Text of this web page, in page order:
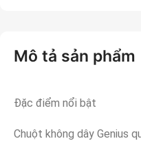
Mô tả sản phẩm
Đặc điểm nổi bật
Chuột không dây Genius